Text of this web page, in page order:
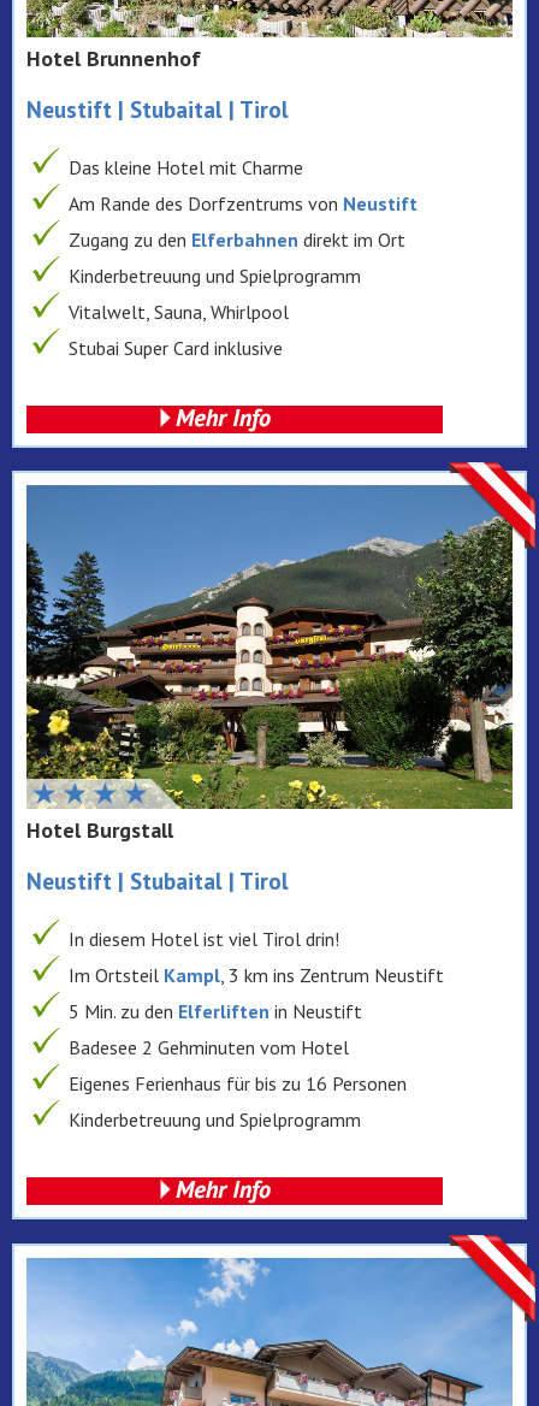
Hotel Brunnenhof
Neustift | Stubaital | Tirol
Das kleine Hotel mit Charme
Am Rande des Dorfzentrums von Neustift
Zugang zu den Elferbahnen direkt im Ort
Kinderbetreuung und Spielprogramm
Vitalwelt, Sauna, Whirlpool
Stubai Super Card inklusive
Hotel Burgstall
Neustift | Stubaital | Tirol
In diesem Hotel ist viel Tirol drin!
Im Ortsteil Kampl, 3 km ins Zentrum Neustift
5 Min. zu den Elferliften in Neustift
Badesee 2 Gehminuten vom Hotel
Eigenes Ferienhaus für bis zu 16 Personen
Kinderbetreuung und Spielprogramm